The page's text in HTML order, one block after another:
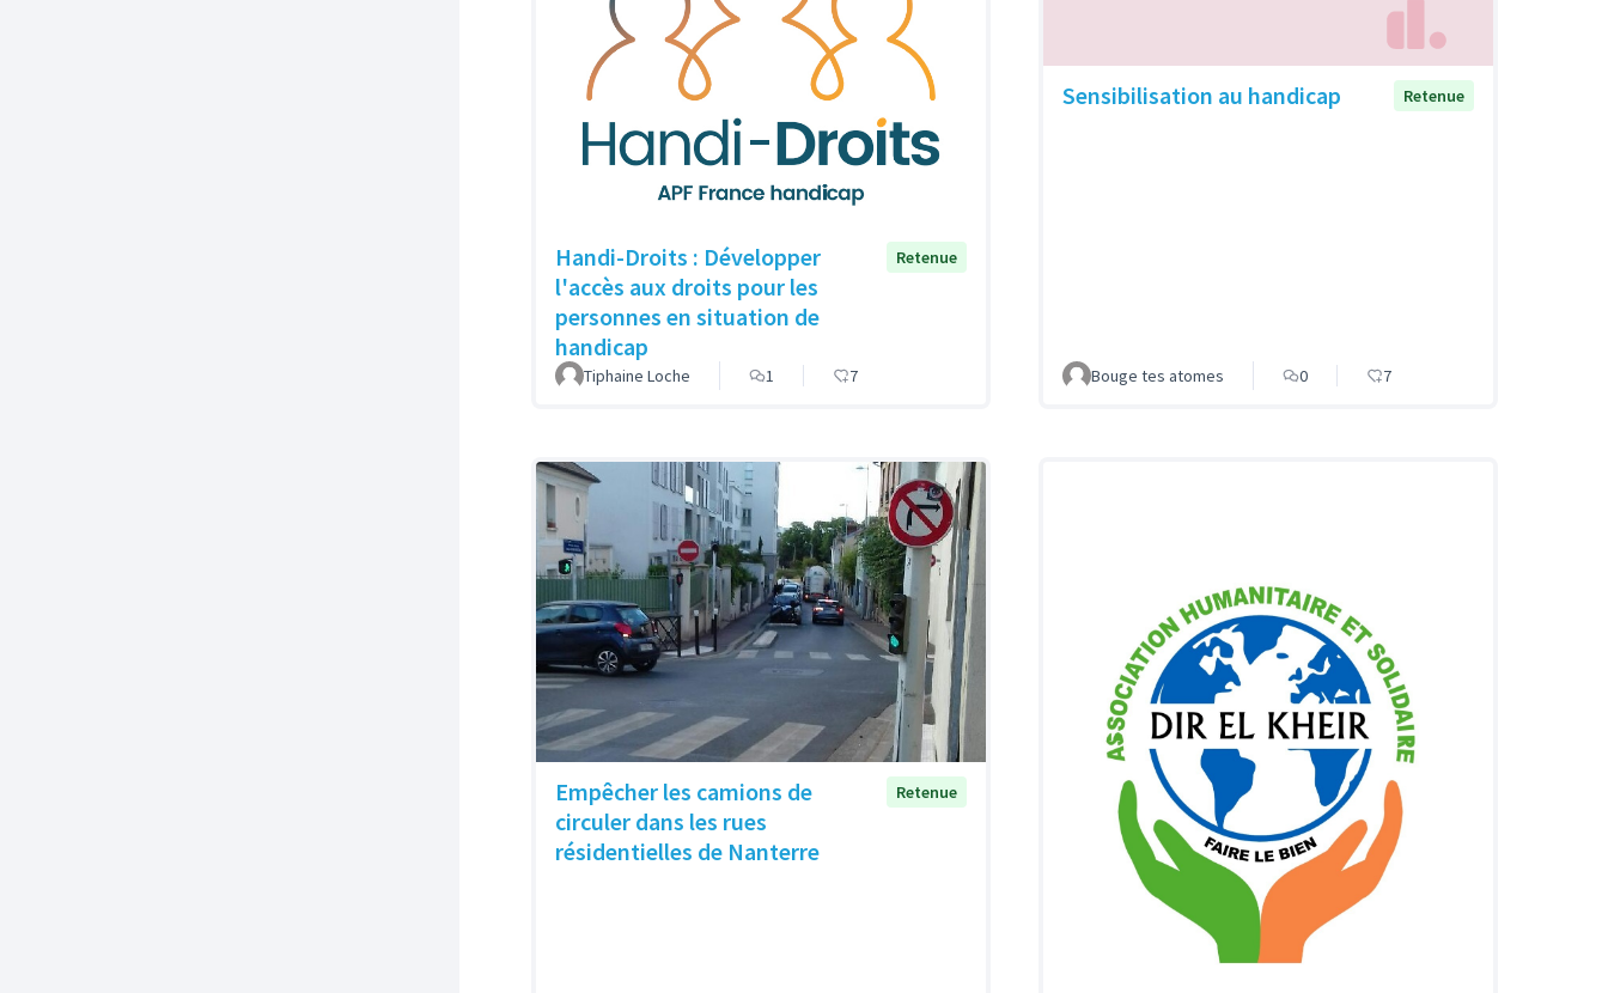
Handi-Droits : Développer
l'accès aux droits pour les
personnes en situation de
handicap
Retenue
Tiphaine Loche 1 7
Sensibilisation au handicap Retenue
Bouge tes atomes 0 7
Empêcher les camions de
circuler dans les rues
résidentielles de Nanterre
Retenue